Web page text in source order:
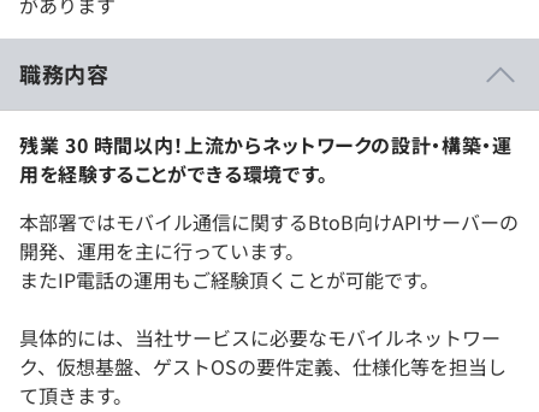
職務内容
残業 30 時間以内！上流からネットワークの設計・構築・運
用を経験することができる環境です。
本部署ではモバイル通信に関するBtoB向けAPIサーバーの
開発、運用を主に行っています。
またIP電話の運用もご経験頂くことが可能です。
具体的には、当社サービスに必要なモバイルネットワー
ク、仮想基盤、ゲストOSの要件定義、仕様化等を担当し
て頂きます。